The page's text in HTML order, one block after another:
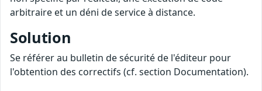
arbitraire et un déni de service à distance.
Solution
Se référer au bulletin de sécurité de l'éditeur pour
l'obtention des correctifs (cf. section Documentation).